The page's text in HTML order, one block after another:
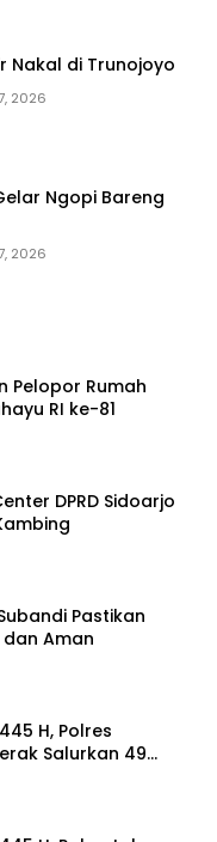
Nakal di Trunojoyo
2026
Ngopi Bareng
2026
Pelopor Rumah
RI ke-81
DPRD Sidoarjo
Pastikan
Aman
H, Polres
Salurkan 49